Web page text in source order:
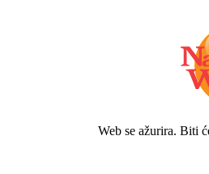
Web se ažurira. Biti